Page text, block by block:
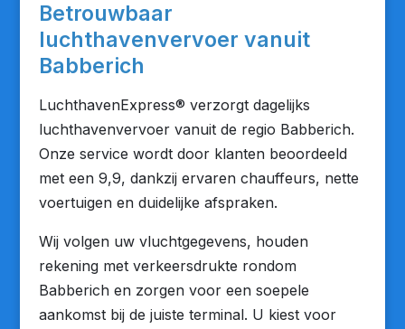
Betrouwbaar
luchthavenvervoer vanuit
Babberich
LuchthavenExpress® verzorgt dagelijks
luchthavenvervoer vanuit de regio Babberich.
Onze service wordt door klanten beoordeeld
met een 9,9, dankzij ervaren chauffeurs, nette
voertuigen en duidelijke afspraken.
Wij volgen uw vluchtgegevens, houden
rekening met verkeersdrukte rondom
Babberich en zorgen voor een soepele
aankomst bij de juiste terminal. U kiest voor